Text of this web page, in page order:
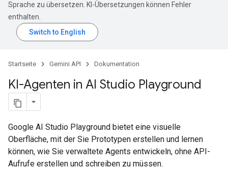
Sprache zu übersetzen. KI-Übersetzungen können Fehler
enthalten.
Startseite Gemini API Dokumentation
KI-Agenten in AI Studio Playground
Google AI Studio Playground bietet eine visuelle
Oberfläche, mit der Sie Prototypen erstellen und lernen
können, wie Sie verwaltete Agents entwickeln, ohne API-
Aufrufe erstellen und schreiben zu müssen.